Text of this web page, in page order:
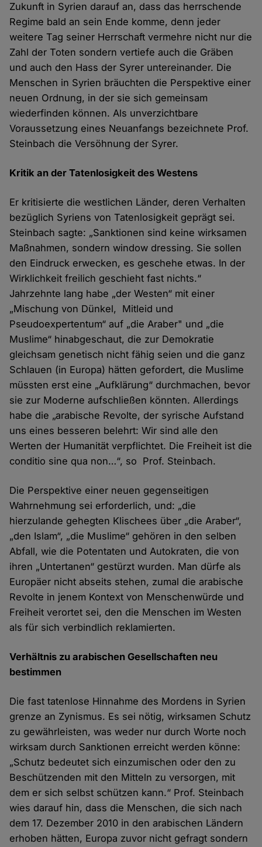
Zukunft in Syrien darauf an, dass das herrschende
Regime bald an sein Ende komme, denn jeder
weitere Tag seiner Herrschaft vermehre nicht nur die
Zahl der Toten sondern vertiefe auch die Gräben
und auch den Hass der Syrer untereinander. Die
Menschen in Syrien bräuchten die Perspektive einer
neuen Ordnung, in der sie sich gemeinsam
wiederfinden können. Als unverzichtbare
Voraussetzung eines Neuanfangs bezeichnete Prof.
Steinbach die Versöhnung der Syrer.
Kritik an der Tatenlos​igkeit des Westens
Er kritisierte die westlichen Länder, deren Verhalten
bezüglich Syriens von Tatenlosigkeit geprägt sei.
Steinbach sagte: „Sanktionen sind keine wirksamen
Maßnahmen, sondern window dressing. Sie sollen
den Eindruck erwecken, es geschehe etwas. In der
Wirklichkeit freilich geschieht fast nichts.“
Jahrzehnte lang habe „der Westen“ mit einer
„Mischung von Dünkel, Mitleid und
Pseudoexpertentum“ auf „die Araber" und „die
Muslime“ hinabgeschaut, die zur Demokratie
gleichsam genetisch nicht fähig seien und die ganz
Schlauen (in Europa) hätten gefordert, die Muslime
müssten erst eine „Aufklärung“ durchmachen, bevor
sie zur Moderne aufschließen könnten. Allerdings
habe die „arabische Revolte, der syrische Aufstand
uns eines besseren belehrt: Wir sind alle den
Werten der Humanität verpflichtet. Die Freiheit ist die
conditio sine qua non…“, so Prof. Steinbach.
Die Perspektive einer neuen gegenseitigen
Wahrnehmung sei erforderlich, und: „die
hierzulande gehegten Klischees über „die Araber“,
„den Islam“, „die Muslime“ gehören in den selben
Abfall, wie die Potentaten und Autokraten, die von
ihren „Untertanen“ gestürzt wurden. Man dürfe als
Europäer nicht abseits stehen, zumal die arabische
Revolte in jenem Kontext von Menschenwürde und
Freiheit verortet sei, den die Menschen im Westen
als für sich verbindlich reklamierten.
Verh​ältnis zu arabischen Gesellschaften neu
bestimmen
Die fast tatenlose Hinnahme des Mordens in Syrien
grenze an Zynismus. Es sei nötig, wirksamen Schutz
zu gewährleisten, was weder nur durch Worte noch
wirksam durch Sanktionen erreicht werden könne:
„Schutz bedeutet sich einzumischen oder den zu
Beschützenden mit den Mitteln zu versorgen, mit
dem er sich selbst schützen kann.“ Prof. Steinbach
wies darauf hin, dass die Menschen, die sich nach
dem 17. Dezember 2010 in den arabischen Ländern
erhoben hätten, Europa zuvor nicht gefragt sondern